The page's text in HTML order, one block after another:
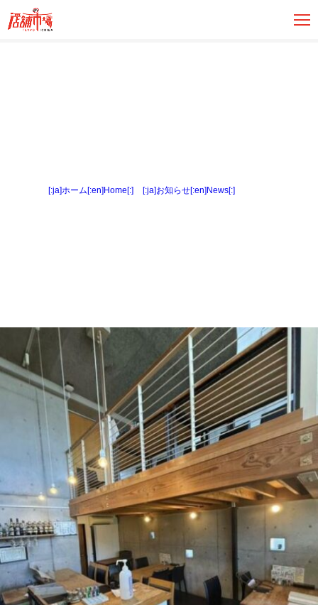
[:ja]ホーム[:en]Home[:] [:ja]お知らせ[:en]News[:]